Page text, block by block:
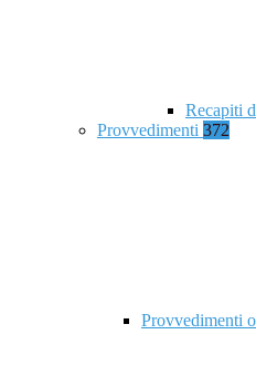
Recapiti
Provvedimenti 372
Provvedimenti